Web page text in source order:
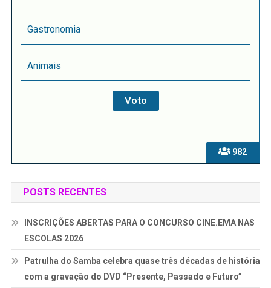
982
Gastronomia
Animais
POSTS RECENTES
INSCRIÇÕES ABERTAS PARA O CONCURSO CINE.EMA NAS
ESCOLAS 2026
Patrulha do Samba celebra quase três décadas de história
com a gravação do DVD “Presente, Passado e Futuro”